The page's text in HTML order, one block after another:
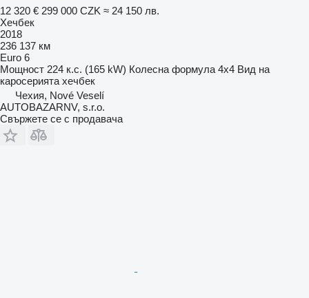
12 320 € 299 000 CZK ≈ 24 150 лв.
Хечбек
2018
236 137 км
Euro 6
Мощност 224 к.с. (165 kW) Колесна формула 4x4 Вид на
каросерията хечбек
Чехия, Nové Veselí
AUTOBAZARNV, s.r.o.
Свържете се с продавача